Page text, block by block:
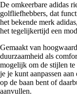
De omkeerbare adidas
golfliefhebbers, dat
het bekende merk
het tegelijkertijd een
Gemaakt van
duurzaamheid als
mogelijk om de stijlen
je je kunt aanpassen
op de baan bent of
aanvullen.